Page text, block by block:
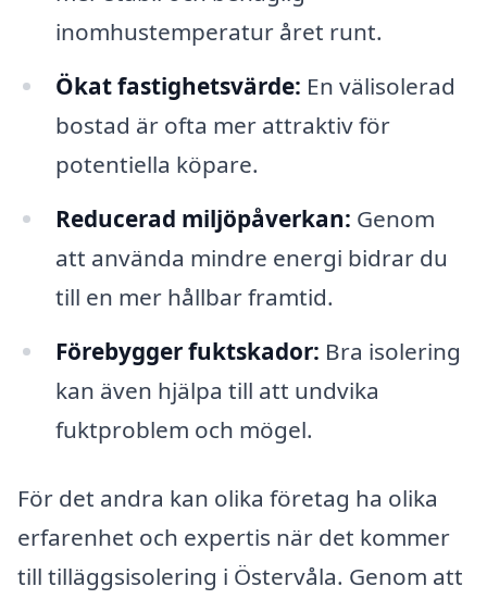
inomhustemperatur året runt.
Ökat fastighetsvärde: En välisolerad
bostad är ofta mer attraktiv för
potentiella köpare.
Reducerad miljöpåverkan: Genom
att använda mindre energi bidrar du
till en mer hållbar framtid.
Förebygger fuktskador: Bra isolering
kan även hjälpa till att undvika
fuktproblem och mögel.
För det andra kan olika företag ha olika
erfarenhet och expertis när det kommer
till tilläggsisolering i Östervåla. Genom att